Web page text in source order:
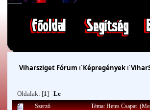
Viharsziget Fórum ťKépregényekť
Oldalak: [1] Le
Szerző
Téma: Hetes Csapat